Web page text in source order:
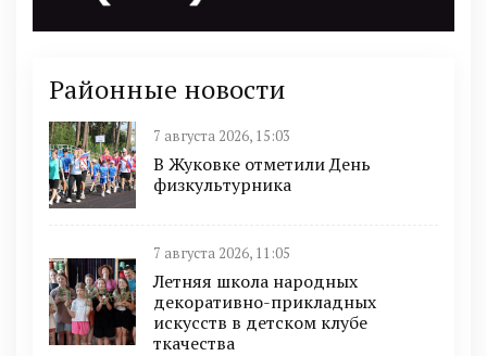
Районные новости
7 августа 2026, 15:03
В Жуковке отметили День
физкультурника
7 августа 2026, 11:05
Летняя школа народных
декоративно-прикладных
искусств в детском клубе
ткачества